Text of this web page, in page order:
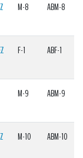
M-8 ABM-8
F-1 ABF-1
M-9 ABM-9
M-10 ABM-10